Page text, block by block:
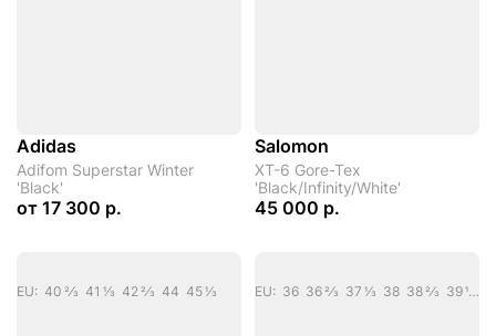
Adidas
Adifom Superstar Winter
'Black'
от 17 300 р.
Salomon
XT-6 Gore-Tex
'Black/Infinity/White'
45 000 р.
EU: 40 2/3 41 1/3 42 2/3 44 45 1/3 EU: 36 36 2/3 37 1/3 38 38 2/3 39 1/3 40 40 2/3 41 1/3 42 42 2/3 44 44 2/3 45 1/3